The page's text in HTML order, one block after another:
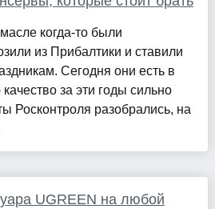
когда-то были
из Прибалтики и ставили
Сегодня они есть в
за эти годы сильно
Росконтроля разобрались, на
UGREEN на любой